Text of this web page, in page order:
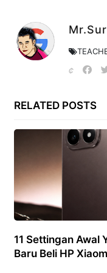
RELATED POSTS
11 Settingan Awal
Baru Beli HP